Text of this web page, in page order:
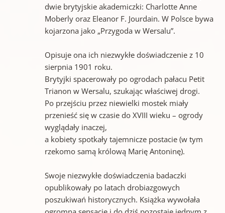
dwie brytyjskie akademiczki: Charlotte Anne
Moberly oraz Eleanor F. Jourdain. W Polsce bywa
kojarzona jako „Przygoda w Wersalu”.
Opisuje ona ich niezwykłe doświadczenie z 10
sierpnia 1901 roku.
Brytyjki spacerowały po ogrodach pałacu Petit
Trianon w Wersalu, szukając właściwej drogi.
Po przejściu przez niewielki mostek miały
przenieść się w czasie do XVIII wieku – ogrody
wyglądały inaczej,
a kobiety spotkały tajemnicze postacie (w tym
rzekomo samą królową Marię Antoninę).
Swoje niezwykłe doświadczenia badaczki
opublikowały po latach drobiazgowych
poszukiwań historycznych. Książka wywołała